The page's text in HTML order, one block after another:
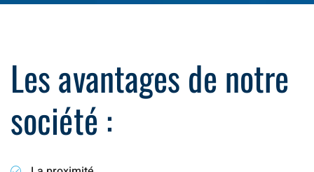
Les avantages de notre
société :